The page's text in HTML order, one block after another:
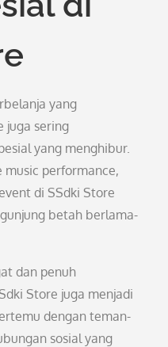
yang
juga sering
yang menghibur.
music performance,
di SSdki Store
betah berlama-
dan penuh
Store juga menjadi
dengan teman-
sosial yang